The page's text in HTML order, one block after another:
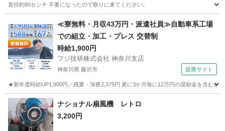
直径約80センチ 不要になったので取りに来てください。
松戸駅 その他 シーリングライト
≪寮無料・月収43万円・派遣社員≫自動車系工場
での組立・加工・プレス 交替制
時給1,900円
フジ技研株式会社 神奈川支店
神奈川県 藤沢市 提携サイト
★新年度時給UP1,900円／残業・深夜2,375円 更に3か月毎に12万円の奨励金を含む
神奈川 藤沢市 その他
ナショナル扇風機 レトロ
3,200円